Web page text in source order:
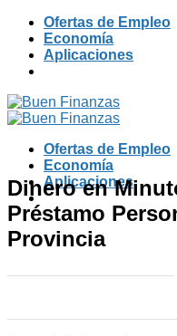
Skip
content
Ofertas de Empleo
Economía
Aplicaciones
Ofertas de Empleo
Economía
Aplicaciones
Dinero en
Préstamo
Provincia